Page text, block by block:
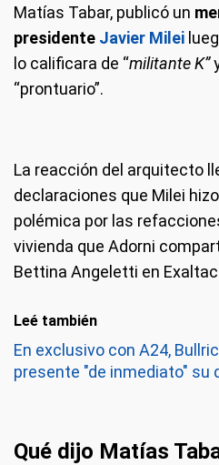
Matías Tabar, publicó un
presidente Javier Milei
lo calificara de “militante K”
“prontuario”.
La reacción del arquitecto
declaraciones que Milei
polémica por las
vivienda que Adorni
Bettina Angeletti en
Leé también
En exclusivo con A24,
presente "de inmediato" su
Qué dijo Matías